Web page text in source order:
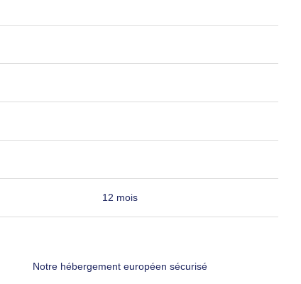
12 mois
Notre hébergement européen sécurisé